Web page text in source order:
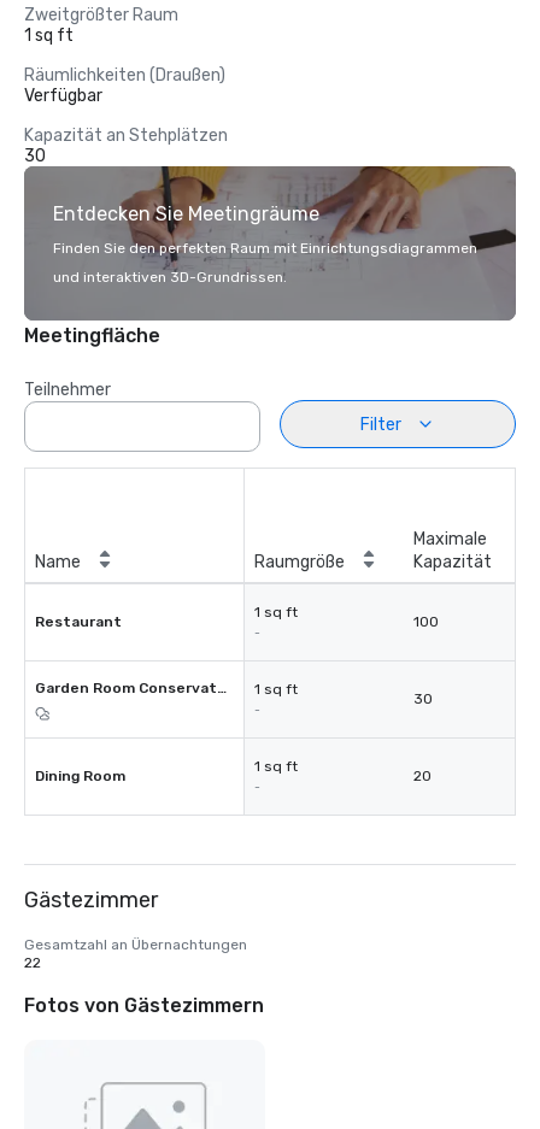
Zweitgrößter Raum
1 sq ft
Räumlichkeiten (Draußen)
Verfügbar
Kapazität an Stehplätzen
30
Entdecken Sie Meetingräume
Finden Sie den perfekten Raum mit Einrichtungsdiagrammen
und interaktiven 3D-Grundrissen.
Meetingfläche
Teilnehmer
Filter
Name Raumgröße
Maximale
Kapazität
Restaurant
1 sq ft
-
100
Garden Room Conservatory 1 sq ft
-
30
Dining Room
1 sq ft
-
20
Gästezimmer
Gesamtzahl an Übernachtungen
22
Fotos von Gästezimmern